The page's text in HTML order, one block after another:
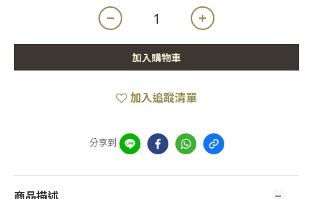
加入購物車
加入追蹤清單
分享到